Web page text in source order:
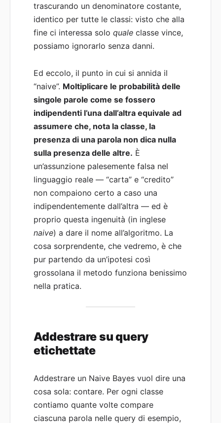
trascurando un denominatore costante,
identico per tutte le classi: visto che alla
fine ci interessa soloquale classe vince,
possiamo ignorarlo senza danni.
Ed eccolo, il punto in cui si annida il
“naive”. Moltiplicare le probabilità delle
singole parole come se fossero
indipendenti l’una dall’altra equivale ad
assumere che, nota la classe, la
presenza di una parola non dica nulla
sulla presenza delle altre. È
un’assunzione palesemente falsa nel
linguaggio reale — “carta” e “credito”
non compaiono certo a caso una
indipendentemente dall’altra — ed è
proprio questa ingenuità (in inglese
naive) a dare il nome all’algoritmo. La
cosa sorprendente, che vedremo, è che
pur partendo da un’ipotesi così
grossolana il metodo funziona benissimo
nella pratica.
Addestrare su query
etichettate
Addestrare un Naive Bayes vuol dire una
cosa sola: contare. Per ogni classe
contiamo quante volte compare
ciascuna parola nelle query di esempio,